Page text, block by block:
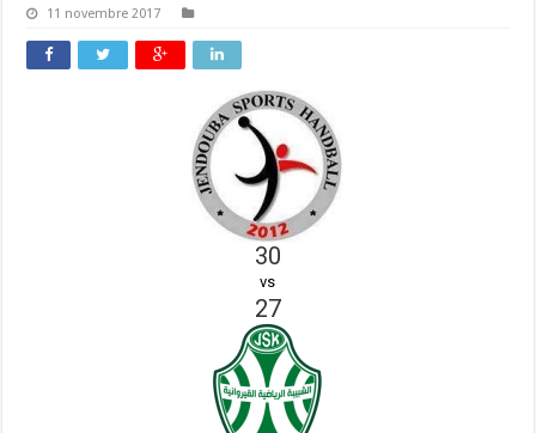
11 novembre 2017
30
vs
27